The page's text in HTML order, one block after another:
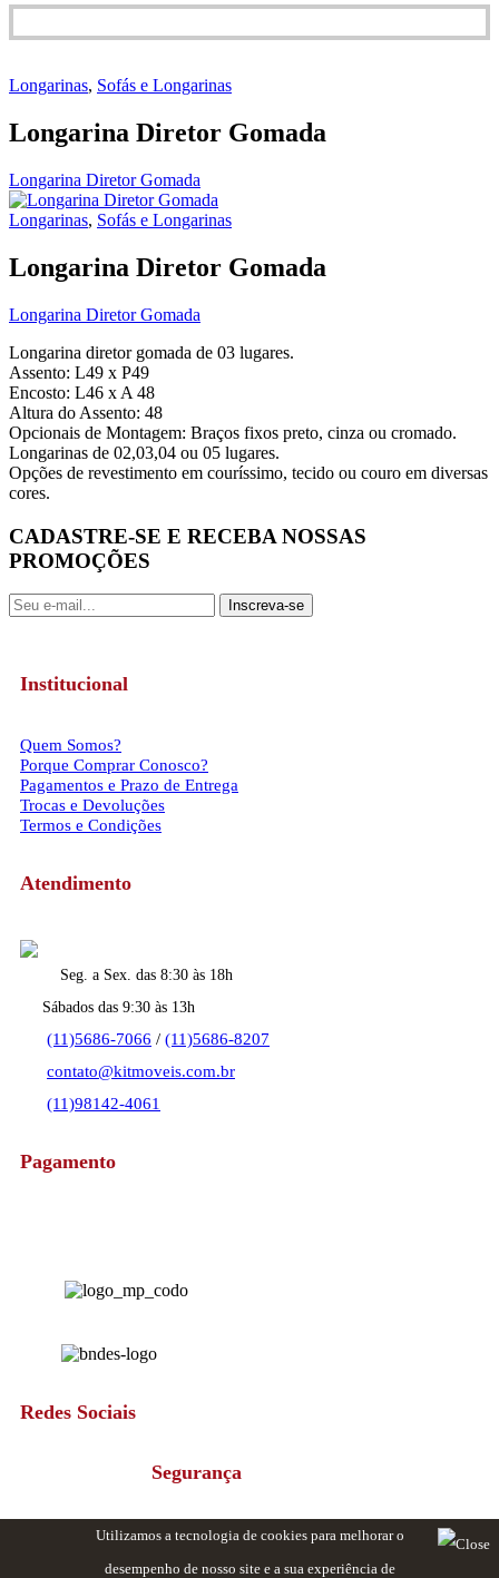
Longarinas, Sofás e Longarinas
Longarina Diretor Gomada
Longarina Diretor Gomada
Longarinas, Sofás e Longarinas
Longarina Diretor Gomada
Longarina Diretor Gomada
Longarina diretor gomada de 03 lugares.
Assento: L49 x P49
Encosto: L46 x A 48
Altura do Assento: 48
Opcionais de Montagem: Braços fixos preto, cinza ou cromado.
Longarinas de 02,03,04 ou 05 lugares.
Opções de revestimento em couríssimo, tecido ou couro em diversas
cores.
CADASTRE-SE E RECEBA NOSSAS
PROMOÇÕES
Inscreva-se
Institucional
Quem Somos?
Porque Comprar Conosco?
Pagamentos e Prazo de Entrega
Trocas e Devoluções
Termos e Condições
Atendimento
Seg. a Sex. das 8:30 às 18h
Sábados das 9:30 às 13h
(11)5686-7066 / (11)5686-8207
contato@kitmoveis.com.br
(11)98142-4061
Pagamento
Redes Sociais
Segurança
Utilizamos a tecnologia de cookies para melhorar o
desempenho de nosso site e a sua experiência de